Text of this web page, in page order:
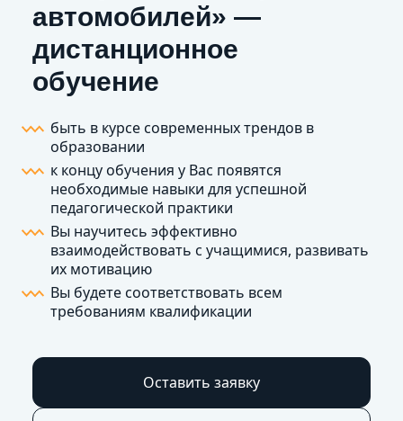
автомобилей» —
дистанционное
обучение
быть в курсе современных трендов в
образовании
к концу обучения у Вас появятся
необходимые навыки для успешной
педагогической практики
Вы научитесь эффективно
взаимодействовать с учащимися, развивать
их мотивацию
Вы будете соответствовать всем
требованиям квалификации
Оставить заявку